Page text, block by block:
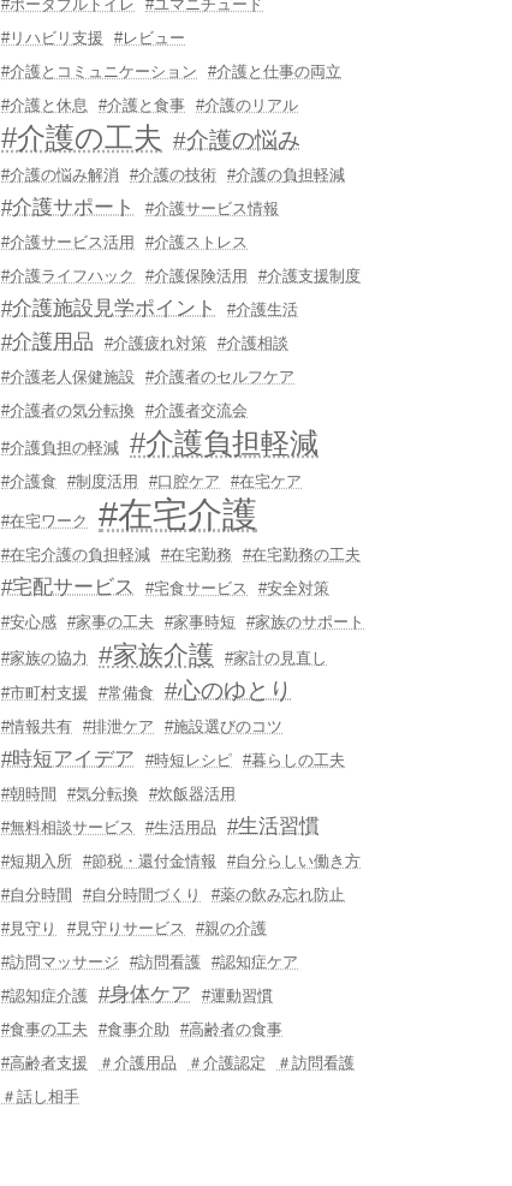
#ポータブルトイレ
#ユマニチュード
#リハビリ支援
#レビュー
#介護とコミュニケーション
#介護と仕事の両立
#介護と休息
#介護と食事 #介護のリアル
#介護の工夫 #介護の悩み
#介護の悩み解消 #介護の技術 #介護の負担軽減
#介護サポート
#介護サービス情報
#介護サービス活用
#介護ストレス
#介護ライフハック
#介護保険活用 #介護支援制度
#介護施設見学ポイント #介護生活
#介護用品 #介護疲れ対策
#介護相談
#介護老人保健施設
#介護者のセルフケア
#介護者の気分転換
#介護者交流会
#介護負担の軽減 #介護負担軽減
#介護食 #制度活用 #口腔ケア #在宅ケア
#在宅ワーク #在宅介護
#在宅介護の負担軽減 #在宅勤務 #在宅勤務の工夫
#宅配サービス #宅食サービス
#安全対策
#安心感
#家事の工夫 #家事時短
#家族のサポート
#家族の協力
#家族介護
#家計の見直し
#市町村支援
#常備食 #心のゆとり
#情報共有 #排泄ケア #施設選びのコツ
#時短アイデア #時短レシピ
#暮らしの工夫
#朝時間
#気分転換
#炊飯器活用
#無料相談サービス
#生活用品 #生活習慣
#短期入所 #節税・還付金情報
#自分らしい働き方
#自分時間
#自分時間づくり
#薬の飲み忘れ防止
#見守り
#見守りサービス
#親の介護
#訪問マッサージ
#訪問看護
#認知症ケア
#認知症介護
#身体ケア
#運動習慣
#食事の工夫
#食事介助
#高齢者の食事
#高齢者支援
＃介護用品 ＃介護認定
＃訪問看護
＃話し相手